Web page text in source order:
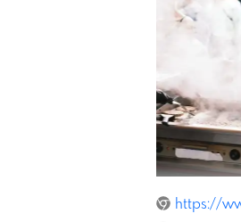
Previous
https://